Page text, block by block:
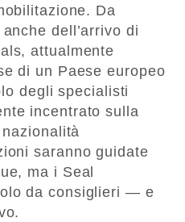
Da
dell’arrivo di
attualmente
di un Paese europeo
degli specialisti
incentrato sulla
saranno guidate
ma i Seal
da consiglieri — e